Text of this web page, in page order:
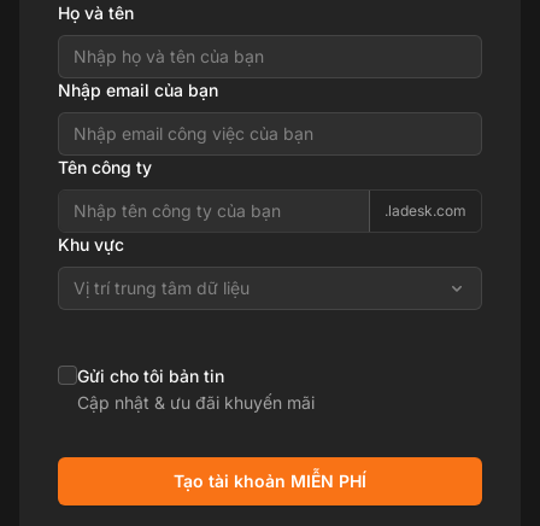
Họ và tên
Nhập email của bạn
Tên công ty
.ladesk.com
Khu vực
Vị trí trung tâm dữ liệu
Gửi cho tôi bản tin
Cập nhật & ưu đãi khuyến mãi
Tạo tài khoản MIỄN PHÍ